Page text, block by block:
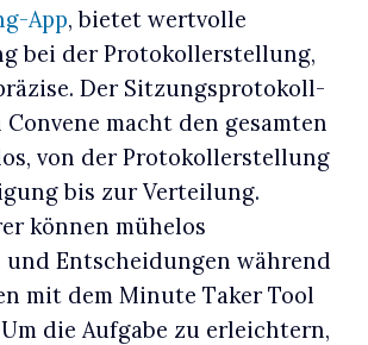
App, bietet wertvolle
bei der Protokollerstellung,
Der Sitzungsprotokoll-
macht den gesamten
von der Protokollerstellung
bis zur Verteilung.
können mühelos
und Entscheidungen während
mit dem Minute Taker Tool
die Aufgabe zu erleichtern,